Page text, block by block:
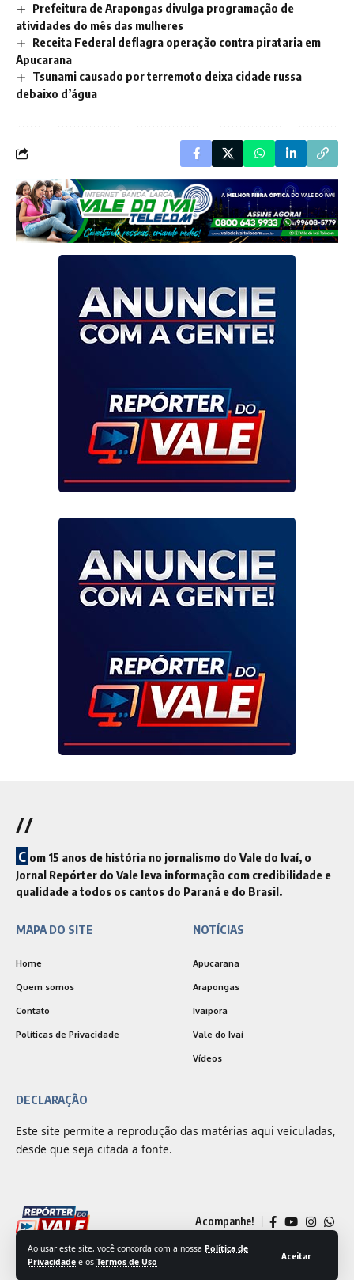
Ao usar este site, você concorda com a nossa Política de
Privacidade e os Termos de Uso
Aceitar
Prefeitura de Arapongas divulga programação de
atividades do mês das mulheres
Receita Federal deflagra operação contra pirataria em
Apucarana
Tsunami causado por terremoto deixa cidade russa
debaixo d’água
//
C om 15 anos de história no jornalismo do Vale do Ivaí, o
Jornal Repórter do Vale leva informação com credibilidade e
qualidade a todos os cantos do Paraná e do Brasil.
MAPA DO SITE
Home
Quem somos
Contato
Políticas de Privacidade
NOTÍCIAS
Apucarana
Arapongas
Ivaiporã
Vale do Ivaí
Vídeos
DECLARAÇÃO
Este site permite a reprodução das matérias aqui veiculadas,
desde que seja citada a fonte.
Acompanhe!
© 2025 Jornal Repórter do Vale | Desenvolvido por